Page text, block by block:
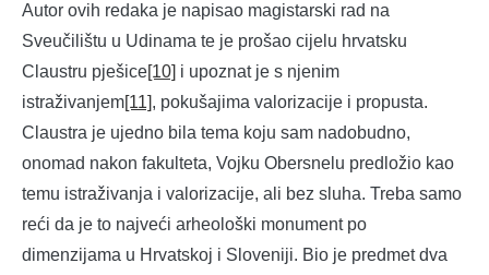
Autor ovih redaka je napisao magistarski rad na
Sveučilištu u Udinama te je prošao cijelu hrvatsku
Claustru pješice[10] i upoznat je s njenim
istraživanjem[11], pokušajima valorizacije i propusta.
Claustra je ujedno bila tema koju sam nadobudno,
onomad nakon fakulteta, Vojku Obersnelu predložio kao
temu istraživanja i valorizacije, ali bez sluha. Treba samo
reći da je to najveći arheološki monument po
dimenzijama u Hrvatskoj i Sloveniji. Bio je predmet dva